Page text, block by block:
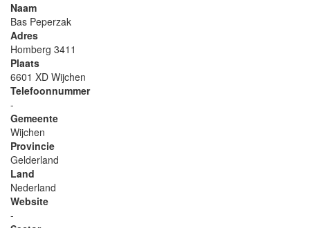
Naam
Bas Peperzak
Adres
Homberg 3411
Plaats
6601 XD Wijchen
Telefoonnummer
-
Gemeente
Wijchen
Provincie
Gelderland
Land
Nederland
Website
-